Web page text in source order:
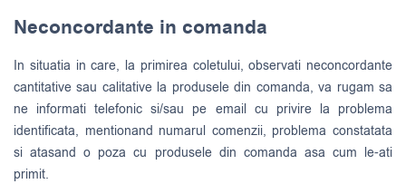
Neconcordante in comanda
In situatia in care, la primirea coletului, observati neconcordante
cantitative sau calitative la produsele din comanda, va rugam sa
ne informati telefonic si/sau pe email cu privire la problema
identificata, mentionand numarul comenzii, problema constatata
si atasand o poza cu produsele din comanda asa cum le-ati
primit.